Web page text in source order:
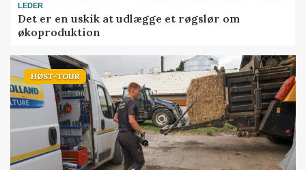
LEDER
Det er en uskik at udlægge et røgslør om
økoproduktion
HØST-TOUR